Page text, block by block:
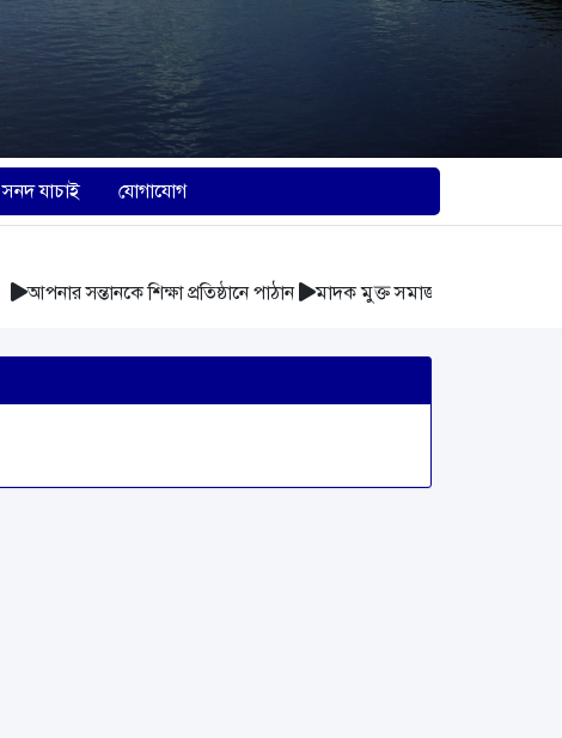
সনদ যাচাই যোগাযোগ
আপনার সন্তানকে শিক্ষা প্রতিষ্ঠানে পাঠান
মাদক মুক্ত সমাজ গঠন করুন